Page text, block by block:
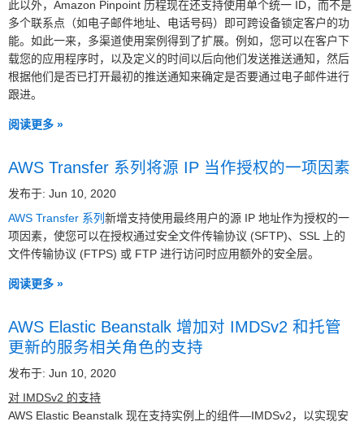
此以外，Amazon Pinpoint 历程现在还支持使用单个统一 ID，而不是
多个联系点（如电子邮件地址、电话号码）即可跨设备锁定客户的功
能。如此一来，多渠道使用案例得到了扩展。例如，您可以在客户下
载您的应用程序时，以及定义的时间以后向他们发送推送通知，然后
根据他们是否已打开最初的推送通知来确定是否要通过电子邮件进行
跟进。
阅读更多 »
AWS Transfer 系列将源 IP 当作授权的一项因素
发布于: Jun 10, 2020
AWS Transfer 系列 新增支持使用最终用户的源 IP 地址作为授权的一
项因素，使您可以在授权通过安全文件传输协议 (SFTP)、SSL 上的
文件传输协议 (FTPS) 或 FTP 进行访问时应用额外的安全层。
阅读更多 »
AWS Elastic Beanstalk 增加对 IMDSv2 和托管
更新的服务相关角色的支持
发布于: Jun 10, 2020
对 IMDSv2 的支持
AWS Elastic Beanstalk 现在支持实例上的组件—IMDSv2，以实现安